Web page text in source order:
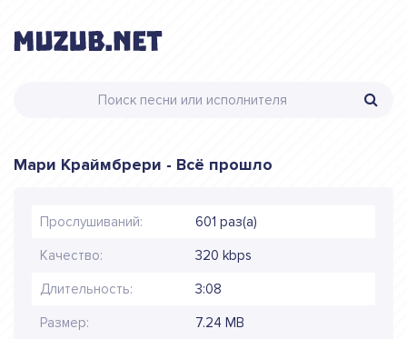
Мари Краймбрери - Всё прошло
Прослушиваний: 601 раз(а)
Качество: 320 kbps
Длительность: 3:08
Размер: 7.24 MB